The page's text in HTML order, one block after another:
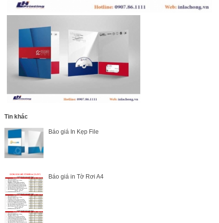
Tin khác
Báo giá In Kẹp File
Báo giá in Tờ Rơi A4